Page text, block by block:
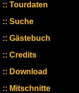
Tourdaten
Suche
Gästebuch
Credits
Download
Mitschnitte